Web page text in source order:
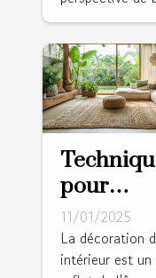
pour
votre
avec des
11/01/2025
La décoration
intérieur est un